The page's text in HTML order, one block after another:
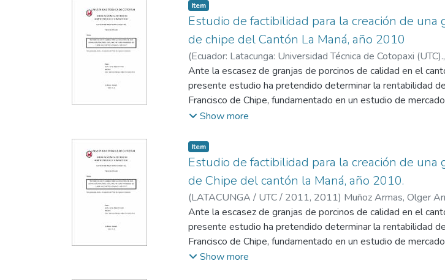
Item
Estudio de factibilidad para la creación de
de chipe del Cantón La Maná, año 2010
(Ecuador: Latacunga: Universidad Técnica de Cotopaxi (UTC).,
Chicaiza, Nelson Fernando
Ante la escasez de granjas de porcinos de calidad en el
presente estudio ha pretendido determinar la rentabilidad
Francisco de Chipe, fundamentado en un estudio de
El proyecto se sustentó en encuestas y entrevistas
correcto crecimiento de cerdos, poniendo en consideración
Show more
Item
Estudio de factibilidad para la creación de
de Chipe del cantón la Maná, año 2010.
(LATACUNGA / UTC / 2011, 2011) Muñoz Armas, Olger
Ante la escasez de granjas de porcinos de calidad en el
presente estudio ha pretendido determinar la rentabilidad
Francisco de Chipe, fundamentado en un estudio de
El proyecto se sustentó en encuestas y entrevistas
Show more